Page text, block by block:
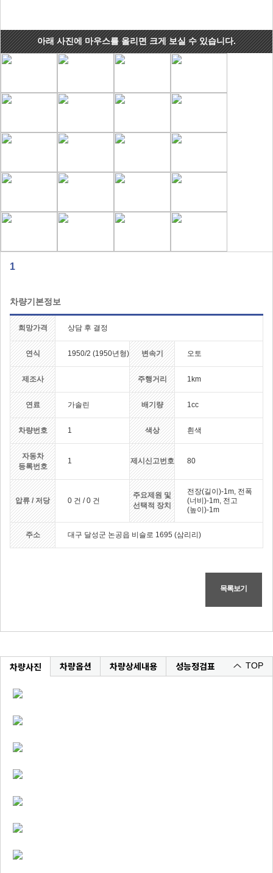
아래 사진에 마우스를 올리면 크게 보실 수 있습니다.
1
차량기본정보
희망가격 상담 후 결정
연식 1950/2 (1950년형) 변속기 오토
제조사 주행거리 1km
연료 가솔린 배기량 1cc
차량번호 1 색상 흰색
자동차
등록번호
1 제시신고번호 80
압류 / 저당 0 건 / 0 건
주요제원 및
선택적 장치
전장(길이)-1m, 전폭
(너비)-1m, 전고
(높이)-1m
주소 대구 달성군 논공읍 비슬로 1695 (삼리리)
목록보기
차량사진 차량옵션 차량상세내용 성능정검표 TOP